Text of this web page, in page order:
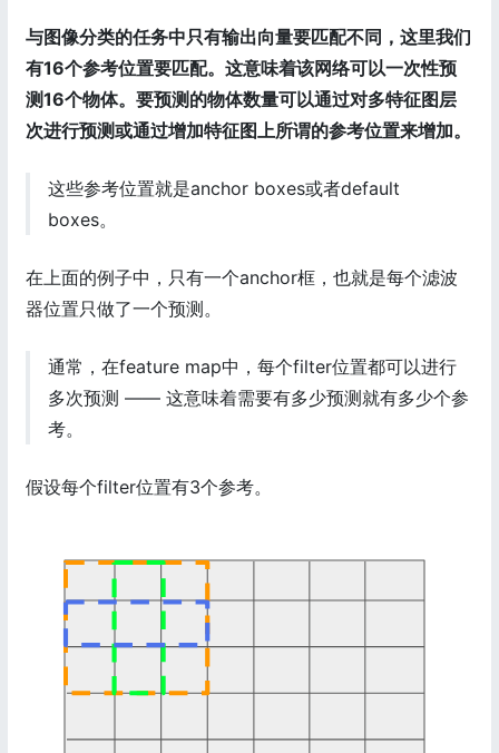
与图像分类的任务中只有输出向量要匹配不同，这里我们
有16个参考位置要匹配。这意味着该网络可以一次性预
测16个物体。要预测的物体数量可以通过对多特征图层
次进行预测或通过增加特征图上所谓的参考位置来增加。
这些参考位置就是anchor boxes或者default
boxes。
在上面的例子中，只有一个anchor框，也就是每个滤波
器位置只做了一个预测。
通常，在feature map中，每个filter位置都可以进行
多次预测 —— 这意味着需要有多少预测就有多少个参
考。
假设每个filter位置有3个参考。